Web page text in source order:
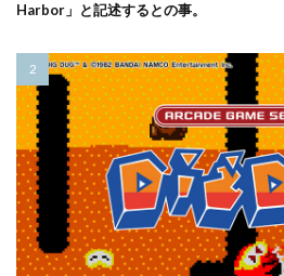
Harbor」と記述するとの事。